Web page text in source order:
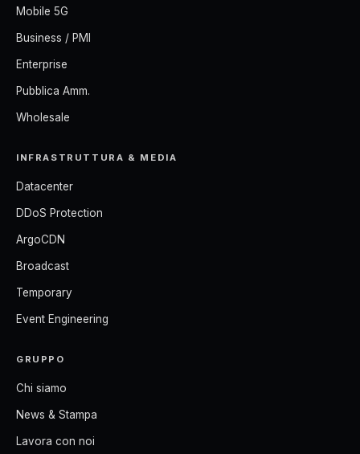
Mobile 5G
Business / PMI
Enterprise
Pubblica Amm.
Wholesale
INFRASTRUTTURA & MEDIA
Datacenter
DDoS Protection
ArgoCDN
Broadcast
Temporary
Event Engineering
GRUPPO
Chi siamo
News & Stampa
Lavora con noi